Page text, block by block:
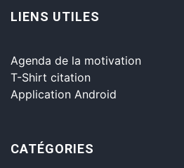
LIENS UTILES
Agenda de la motivation
T-Shirt citation
Application Android
CATÉGORIES